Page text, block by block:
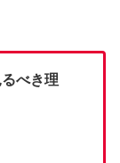
べき理